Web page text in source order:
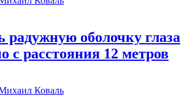
радужную оболочку глаза
с расстояния 12 метров
Коваль